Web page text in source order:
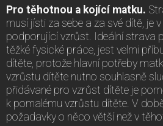
Pro těhotnou a kojící matku.
musí jísti za sebe a za své dítě, je
podporující vzrůst. Ideální strava
těžké fysické práce, jest velmi
dítěte, protože hlavní potřeby
vzrůstu dítěte nutno souhlasně
přidávané pro vzrůst dítěte je
k pomalému vzrůstu dítěte. V
požadavky o něco větší než v